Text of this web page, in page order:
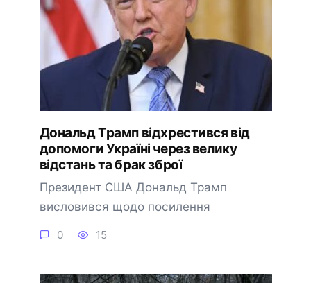
Дональд Трамп відхрестився від
допомоги Україні через велику
відстань та брак зброї
Президент США Дональд Трамп
висловився щодо посилення
0 15